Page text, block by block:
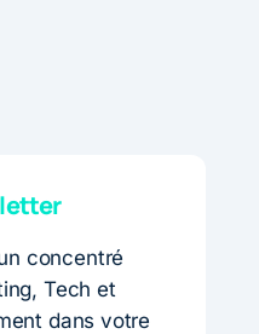
concentré
Tech et
dans votre